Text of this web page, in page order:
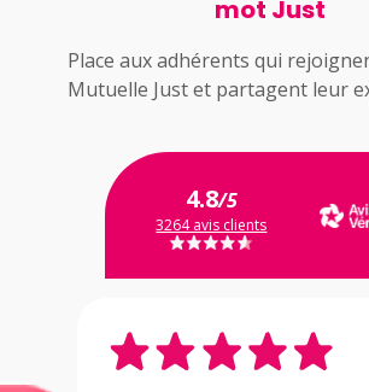
mot Just
Place aux adhérents qui
Mutuelle Just et partagent leur
4.8/5
3264 avis clients